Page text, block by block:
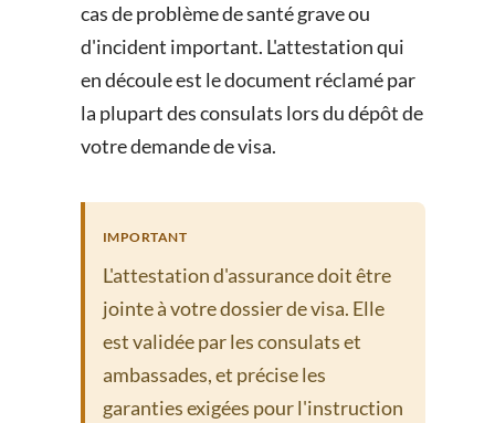
cas de problème de santé grave ou
d'incident important. L'attestation qui
en découle est le document réclamé par
la plupart des consulats lors du dépôt de
votre demande de visa.
IMPORTANT
L'attestation d'assurance doit être
jointe à votre dossier de visa. Elle
est validée par les consulats et
ambassades, et précise les
garanties exigées pour l'instruction